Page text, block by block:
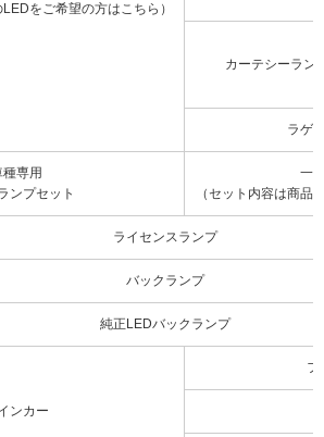
をご希望の方はこちら）
カーテシーラン
ラゲ
種専用
ンプセット
一
（セット内容は商品
ライセンスランプ
バックランプ
純正LEDバックランプ
ンカー
フ